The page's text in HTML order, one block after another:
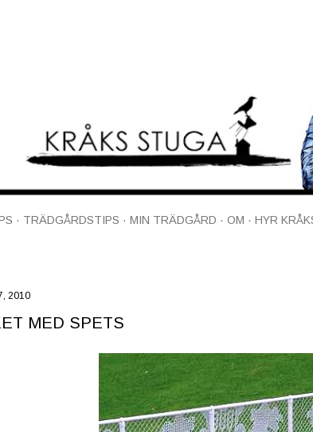
TRÄDGÅRDSTIPS MIN TRÄDGÅRD OM HYR
2010
MED SPETS